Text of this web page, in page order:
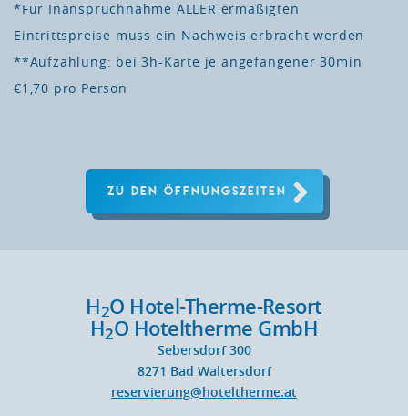
*Für Inanspruchnahme ALLER ermäßigten
Eintrittspreise muss ein Nachweis erbracht werden
**Aufzahlung: bei 3h-Karte je angefangener 30min
€1,70 pro Person
ZU DEN ÖFFNUNGSZEITEN
H2O Hotel-Therme-Resort
H2O Hoteltherme GmbH
Sebersdorf 300
8271 Bad Waltersdorf
reservierung@hoteltherme.at